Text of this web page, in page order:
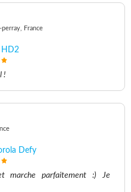
France
HD2
!
Defy
marche parfaitement :) Je